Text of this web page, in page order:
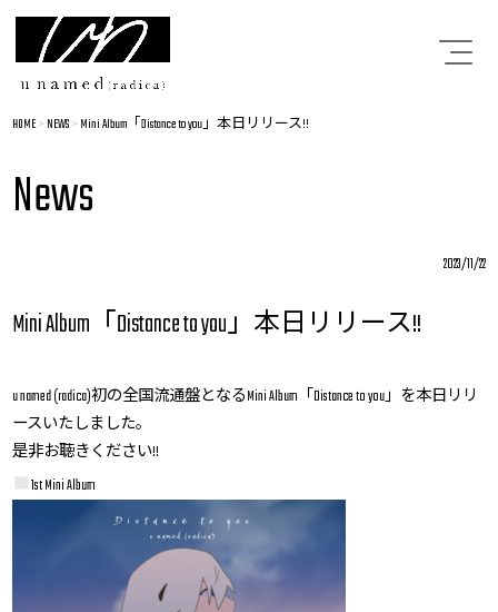
HOME> NEWS> Mini Album「Distance to you」本日リリース!!
News
2023/11/22
Mini Album「Distance to you」本日リリース!!
u named (radica)初の全国流通盤となるMini Album「Distance to you」を本日リリ
ースいたしました。
是非お聴きください!!
1st Mini Album